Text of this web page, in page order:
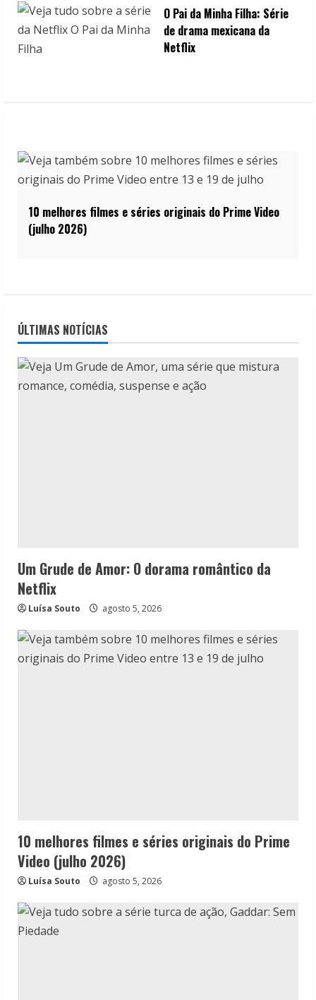
O Pai da Minha Filha: Série
de drama mexicana da
Netflix
10 melhores filmes e séries originais do Prime Video
(julho 2026)
ÚLTIMAS NOTÍCIAS
Um Grude de Amor: O dorama romântico da
Netflix
Luísa Souto agosto 5, 2026
10 melhores filmes e séries originais do Prime
Video (julho 2026)
Luísa Souto agosto 5, 2026